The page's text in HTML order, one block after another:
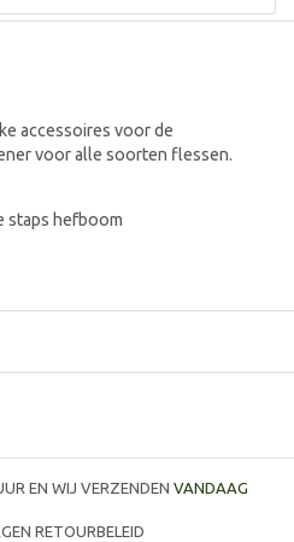
accessoires voor de
voor alle soorten flessen.
staps hefboom
EN WIJ VERZENDEN VANDAAG
RETOURBELEID